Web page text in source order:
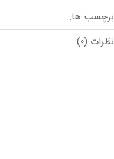
برچسب ها:
نظرات (0)